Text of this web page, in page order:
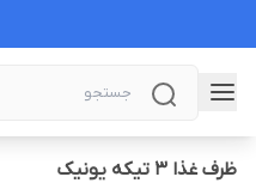
ظرف غذا ۳ تیکه یونیک